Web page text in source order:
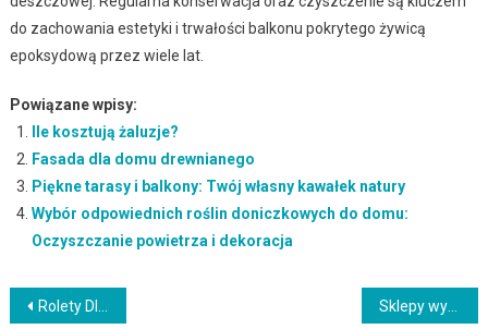
do zachowania estetyki i trwałości balkonu pokrytego żywicą
epoksydową przez wiele lat.
Powiązane wpisy:
Ile kosztują żaluzje?
Fasada dla domu drewnianego
Piękne tarasy i balkony: Twój własny kawałek natury
Wybór odpowiednich roślin doniczkowych do domu:
Oczyszczanie powietrza i dekoracja
Nawigacja
Rolety DIY: Twórz własne, unikalne osłony okienne Sklepy wyposażenie domu: Znajdź najlepsze produkty do urządzania wnętrz